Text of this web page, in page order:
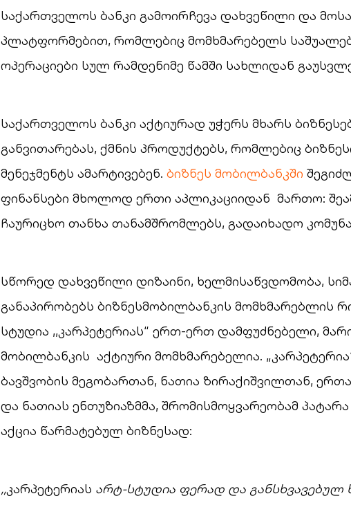
საქართველოს ბანკი გამოირჩევა დახვეწილი და
პლატფორმებით, რომლებიც მომხმარებელს
ოპერაციები სულ რამდენიმე წამში სახლიდან
საქართველოს ბანკი აქტიურად უჭერს მხარს
განვითარებას, ქმნის პროდუქტებს, რომლებიც
მენეჯმენტს ამარტივებენ. ბიზნეს მობილბანკში
ფინანსები მხოლოდ ერთი აპლიკაციიდან მართო:
ჩაურიცხო თანხა თანამშრომლებს, გადაიხადო
სწორედ დახვეწილი დიზაინი, ხელმისაწვდომობა,
განაპირობებს ბიზნესმობილბანკის მომხმარებლის
სტუდია ,,კარპეტერიას“ ერთ-ერთ დამფუძნებელი,
მობილბანკის აქტიური მომხმარებელია.
ბავშვობის მეგობართან, ნათია ზირაქიშვილთან,
და ნათიას ენთუზიაზმმა, შრომისმოყვარეობამ
აქცია წარმატებულ ბიზნესად:
,,კარპეტერიას არტ-სტუდია ფერად და განსხვავებულ